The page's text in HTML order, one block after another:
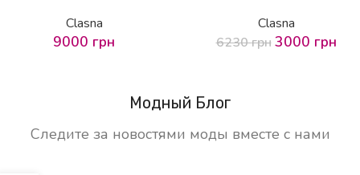
Clasna
9000 грн
Clasna
6230грн 3000 грн
Модный Блог
Следите за новостями моды вместе с нами